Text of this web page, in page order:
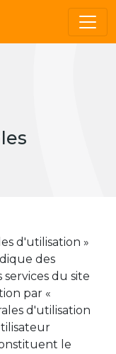
d'utilisation »
des
services du site
par «
d'utilisation
le